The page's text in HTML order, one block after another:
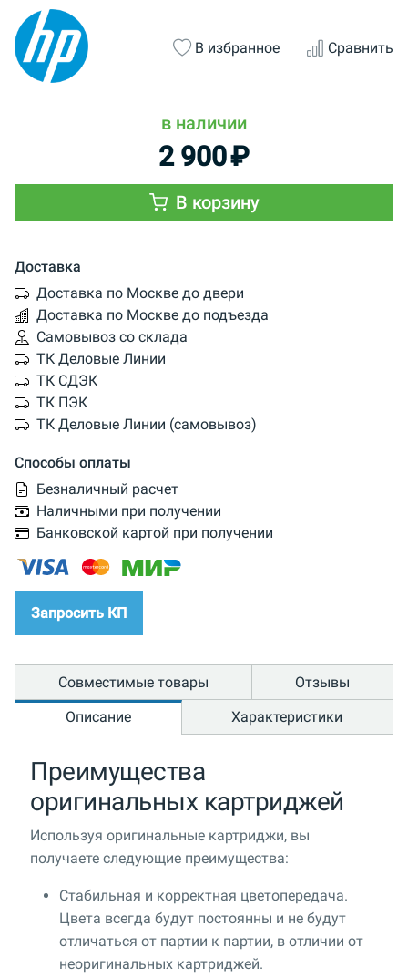
В избранное Сравнить
в наличии
2 900₽
В корзину
Доставка
Доставка по Москве до двери
Доставка по Москве до подъезда
Самовывоз со склада
ТК Деловые Линии
ТК СДЭК
ТК ПЭК
ТК Деловые Линии (самовывоз)
Способы оплаты
Безналичный расчет
Наличными при получении
Банковской картой при получении
Запросить КП
Совместимые товары
Отзывы
Описание
Характеристики
Преимущества
оригинальных картриджей
Используя оригинальные картриджи, вы
получаете следующие преимущества:
Стабильная и корректная цветопередача.
Цвета всегда будут постоянны и не будут
отличаться от партии к партии, в отличии от
неоригинальных картриджей.